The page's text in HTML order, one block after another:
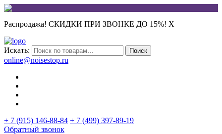
Распродажа! СКИДКИ ПРИ ЗВОНКЕ ДО 15%! X
Искать: Поиск
online@noisestop.ru
+ 7 (915) 146-88-84 + 7 (499) 397-89-19
Обратный звонок